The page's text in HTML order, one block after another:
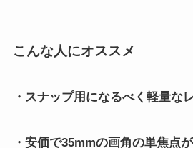
こんな人にオススメ
・スナップ用になるべく軽量な
・安価で35mmの画角の単焦点